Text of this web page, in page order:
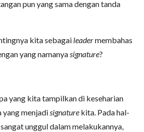
pun yang sama dengan tanda
kita sebagai leadermembahas
yang namanyasignature?
yang kita tampilkan di keseharian
yang menjadisignature kita. Pada hal-
unggul dalam melakukannya,